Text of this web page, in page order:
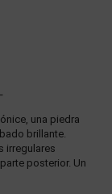
una piedra
brillante.
irregulares
posterior. Un